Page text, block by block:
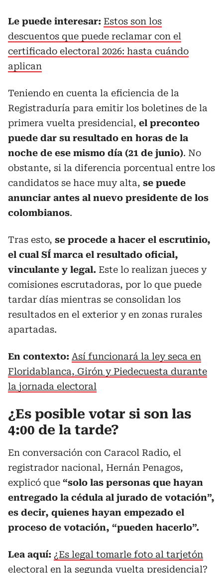
Le puede interesar: Estos son los
descuentos que puede reclamar con el
certificado electoral 2026: hasta cuándo
aplican
Teniendo en cuenta la eficiencia de la
Registraduría para emitir los boletines de la
primera vuelta presidencial, el preconteo
puede dar su resultado en horas de la
noche de ese mismo día (21 de junio). No
obstante, si la diferencia porcentual entre los
candidatos se hace muy alta, se puede
anunciar antes al nuevo presidente de los
colombianos.
Tras esto, se procede a hacer el escrutinio,
el cual SÍ marca el resultado oficial,
vinculante y legal. Este lo realizan jueces y
comisiones escrutadoras, por lo que puede
tardar días mientras se consolidan los
resultados en el exterior y en zonas rurales
apartadas.
En contexto: Así funcionará la ley seca en
Floridablanca, Girón y Piedecuesta durante
la jornada electoral
¿Es posible votar si son las
4:00 de la tarde?
En conversación con Caracol Radio, el
registrador nacional, Hernán Penagos,
explicó que “solo las personas que hayan
entregado la cédula al jurado de votación”,
es decir, quienes hayan empezado el
proceso de votación, “pueden hacerlo”.
Lea aquí: ¿Es legal tomarle foto al tarjetón
electoral en la segunda vuelta presidencial?